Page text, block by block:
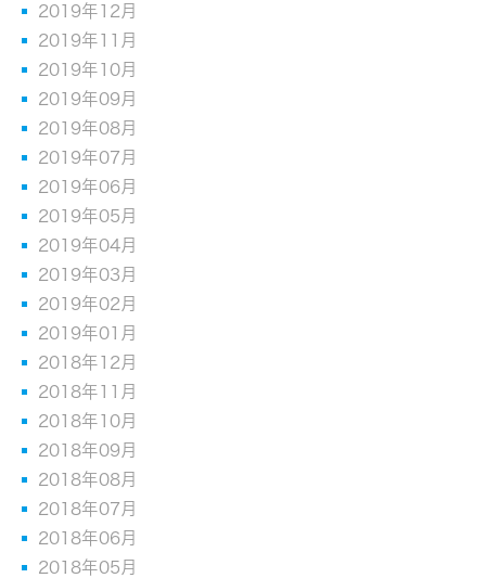
2019年12月
2019年11月
2019年10月
2019年09月
2019年08月
2019年07月
2019年06月
2019年05月
2019年04月
2019年03月
2019年02月
2019年01月
2018年12月
2018年11月
2018年10月
2018年09月
2018年08月
2018年07月
2018年06月
2018年05月